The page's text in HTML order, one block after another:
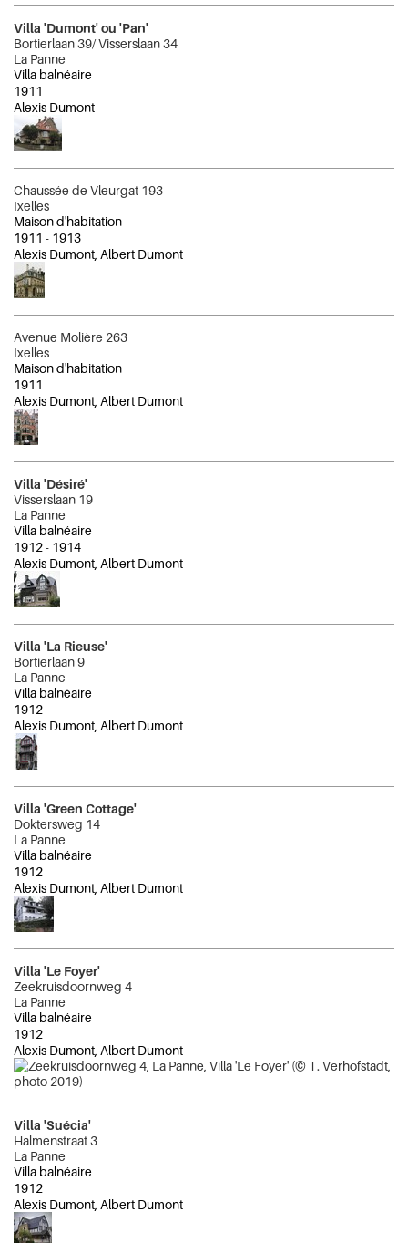
Villa 'Dumont' ou 'Pan'
Bortierlaan 39/ Visserslaan 34
La Panne
Villa balnéaire
1911
Alexis Dumont
Chaussée de Vleurgat 193
Ixelles
Maison d'habitation
1911 - 1913
Alexis Dumont, Albert Dumont
Avenue Molière 263
Ixelles
Maison d'habitation
1911
Alexis Dumont, Albert Dumont
Villa 'Désiré'
Visserslaan 19
La Panne
Villa balnéaire
1912- 1914
Alexis Dumont, Albert Dumont
Villa 'La Rieuse'
Bortierlaan 9
La Panne
Villa balnéaire
1912
Alexis Dumont, Albert Dumont
Villa 'Green Cottage'
Doktersweg 14
La Panne
Villa balnéaire
1912
Alexis Dumont, Albert Dumont
Villa 'Le Foyer'
Zeekruisdoornweg 4
La Panne
Villa balnéaire
1912
Alexis Dumont, Albert Dumont
Villa 'Suécia'
Halmenstraat 3
La Panne
Villa balnéaire
1912
Alexis Dumont, Albert Dumont